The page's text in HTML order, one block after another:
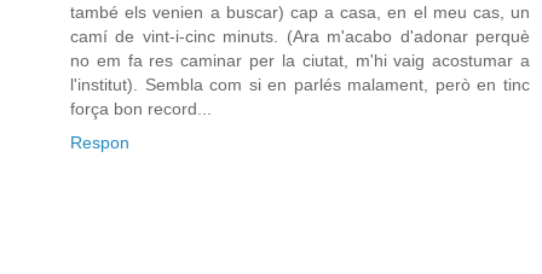
també els venien a buscar) cap a casa, en el meu cas, un
camí de vint-i-cinc minuts. (Ara m'acabo d'adonar perquè
no em fa res caminar per la ciutat, m'hi vaig acostumar a
l'institut). Sembla com si en parlés malament, però en tinc
força bon record...
Respon